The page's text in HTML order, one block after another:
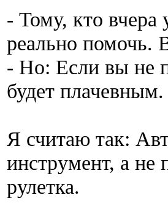
- Тому, кто вчера
реально помочь.
- Но: Если вы не
будет плачевным.
Я считаю так:
инструмент, а не
рулетка.